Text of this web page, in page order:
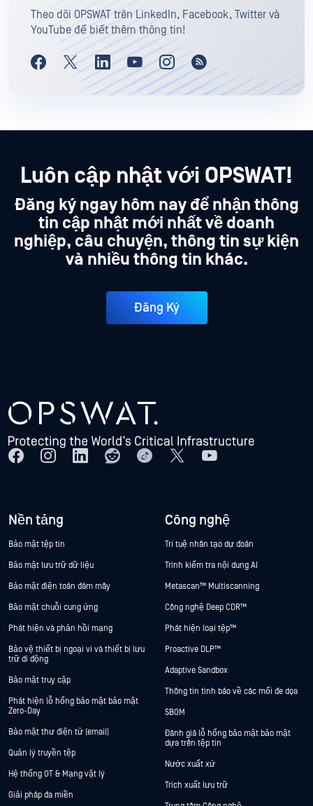
Theo dõi OPSWAT trên LinkedIn, Facebook, Twitter và
YouTube để biết thêm thông tin!
Luôn cập nhật với OPSWAT!
Đăng ký ngay hôm nay để nhận thông
tin cập nhật mới nhất về doanh
nghiệp, câu chuyện, thông tin sự kiện
và nhiều thông tin khác.
Đăng Ký
Nền tảng
Bảo mật tệp tin
Bảo mật lưu trữ dữ liệu
Bảo mật điện toán đám mây
Bảo mật chuỗi cung ứng
Phát hiện và phản hồi mạng
Bảo vệ thiết bị ngoại vi và thiết bị lưu
trữ di động
Bảo mật truy cập
Phát hiện lỗ hổng bảo mật bảo mật
Zero-Day
Bảo mật thư điện tử (email)
Quản lý truyền tệp
Hệ thống OT & Mạng vật lý
Giải pháp đa miền
Công nghệ
Trí tuệ nhân tạo dự đoán
Trình kiểm tra nội dung AI
Metascan™ Multiscanning
Công nghệ Deep CDR™
Phát hiện loại tệp™
Proactive DLP™
Adaptive Sandbox
Thông tin tình báo về các mối đe dọa
SBOM
Đánh giá lỗ hổng bảo mật bảo mật
dựa trên tệp tin
Nước xuất xứ
Trích xuất lưu trữ